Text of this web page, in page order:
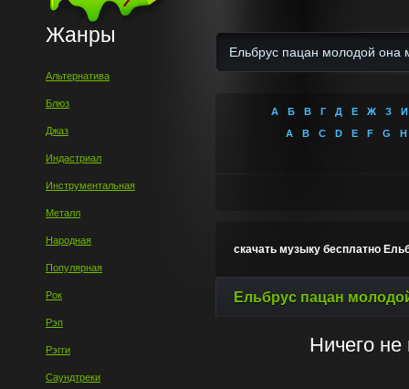
Жанры
Альтернатива
Блюз
Джаз
Индастриал
Инструментальная
Металл
Народная
Популярная
Рок
Рэп
Рэгги
Саундтреки
А Б В Г Д Е Ж З
И
A
B C D E F G H
скачать музыку бесплатно
Ельбрус пацан
Ничего